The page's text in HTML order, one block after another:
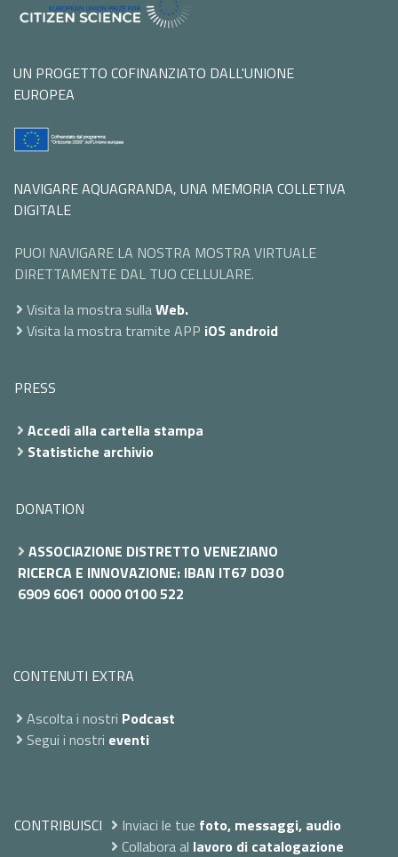
UN PROGETTO COFINANZIATO DALL'UNIONE
EUROPEA
NAVIGARE AQUAGRANDA, UNA MEMORIA COLLETIVA
DIGITALE
PUOI NAVIGARE LA NOSTRA MOSTRA VIRTUALE
DIRETTAMENTE DAL TUO CELLULARE.
Visita la mostra sullaWeb.
Visita la mostra tramite APP iOS android
PRESS
Accedi alla cartella stampa
Statistiche archivio
DONATION
ASSOCIAZIONE DISTRETTO VENEZIANO
RICERCA E INNOVAZIONE: IBAN IT67 D030
6909 6061 0000 0100 522
CONTENUTI EXTRA
Ascolta i nostri Podcast
Segui i nostri eventi
CONTRIBUISCI Inviaci le tue foto, messaggi, audio
Collabora al lavoro di catalogazione